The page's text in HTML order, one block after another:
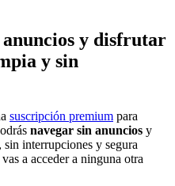
anuncios y disfrutar
y sin
suscripción premium para
navegar sin anuncios y
interrupciones y segura
a acceder a ninguna otra